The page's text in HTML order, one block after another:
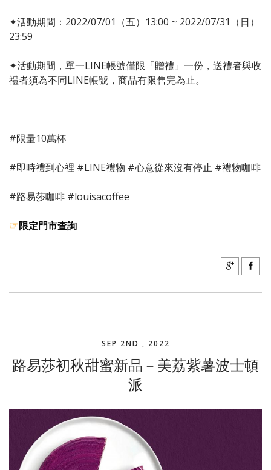
✦活動期間：2022/07/01（五）13:00 ~ 2022/07/31（日）
23:59
✦活動期間，單一LINE帳號僅限「贈禮」一份，送禮者與收
禮者須為不同LINE帳號，商品有限售完為止。
#限量10萬杯
#即時禮到心裡 #LINE禮物 #心意從來沒有停止 #禮物咖啡
#路易莎咖啡 #louisacoffee
☞限定門市查詢
SEP 2ND , 2022
路易莎初秋甜蜜新品－美荔紫薯波士頓
派